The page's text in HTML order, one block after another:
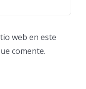
web en este
comente.